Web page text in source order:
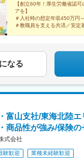
で約15分※屋内喫煙可能場
覇サービスオフィス（那覇
8分※屋内喫煙可能場所あり
記の勤務地一覧をご覧くだ
【創立60年！厚生労働省認
アを】
＃入社時の想定年収450万円～
＃教職員を支える共済／安定
なる
富山支社/東海北陸
商品性が強み/保険
式会社
験歓迎 業種未経験歓迎